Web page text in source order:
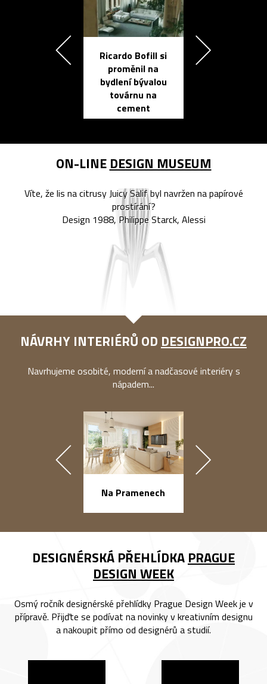
Ricardo Bofill si
proměnil na
bydlení bývalou
továrnu na
cement
ON-LINE DESIGN MUSEUM
Víte, že lis na citrusy Juicy Salif byl navržen na papírové
prostírání?
Design 1988, Philippe Starck, Alessi
NÁVRHY INTERIÉRŮ OD DESIGNPRO.CZ
Navrhujeme osobité, moderní a nadčasové interiéry s
nápadem...
Na Pramenech
DESIGNÉRSKÁ PŘEHLÍDKA PRAGUE
DESIGN WEEK
Osmý ročník designérské přehlídky Prague Design Week je v
přípravě. Přijďte se podívat na novinky v kreativním designu
a nakoupit přímo od designérů a studií.